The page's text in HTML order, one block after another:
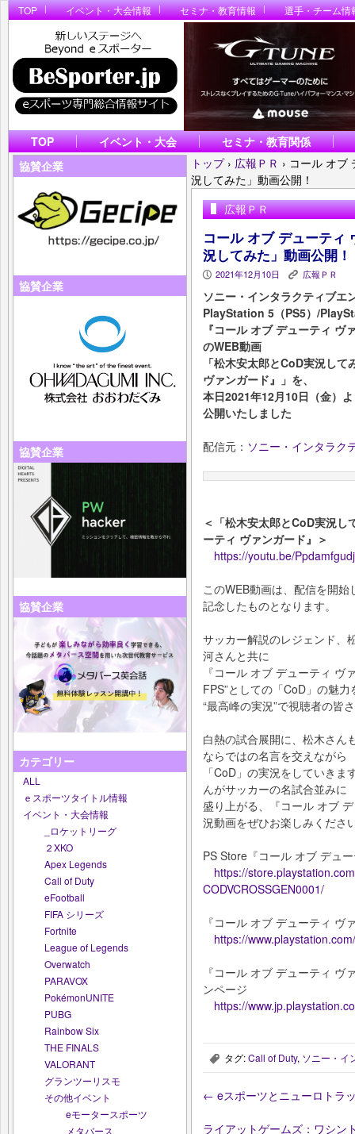
TOP イベント・大会情報 セミナ・教育情報 選手・チーム情
TOP イベント・大会
セミナ・教育関係
協賛企業
協賛企業
協賛企業
協賛企業
カテゴリー
ALL
ｅスポーツタイトル情報
イベント・大会情報
_ロケットリーグ
２XKO
Apex Legends
Call of Duty
eFootball
FIFA シリーズ
Fortnite
League of Legends
Overwatch
PARAVOX
PokémonUNITE
PUBG
Rainbow Six
THE FINALS
VALORANT
グランツーリスモ
その他イベント
eモータースポーツ
メタバース
トップ › 広報ＰＲ › コール オブ
況してみた」動画公開！
広報ＰＲ
コール オブ デューティ
況してみた」動画公開！
P 2021年12月10日 K 広報ＰＲ
ソニー・インタラクティブエ
PlayStation 5（PS5）/
『コール オブ デューティ
のWEB動画
「松木安太郎とCoD実況し
ヴァンガード』」を、
本日2021年12月10日（金）
公開いたしました
配信元： ソニー・インタラク
＜「松木安太郎とCoD実況
ーティ ヴァンガード』＞
https://youtu.be/
このWEB動画は、配信を開
記念したものとなります。
サッカー解説のレジェンド、
河さんと共に
『コール オブ デューティ ヴ
FPS”としての「CoD」の魅力
“最高峰の実況”で視聴者の皆
白熱の試合展開に、松木さん
ならではの名言を交えながら
「CoD」の実況をしていき
んがサッカーの名試合並みに
盛り上がる、『コール オブ
況動画をぜひお楽しみくださ
PS Store『コール オブ デュ
https://
CODVCROSSGEN0001/
『コール オブ デューティ ヴ
https://
『コール オブ デューティ
ンページ
https://
, タグ:Call of Duty, ソニー・イ
← eスポーツとニューロトラ
ライアットゲームズ：ワシン